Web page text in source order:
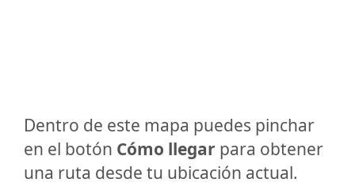
Dentro de este mapa puedes pinchar
en el botón Cómo llegar para obtener
una ruta desde tu ubicación actual.